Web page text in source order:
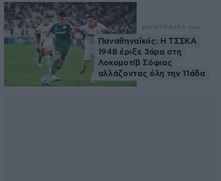
ΑΘΛΗΤΙΚΑ48 λ. πριν
Παναθηναϊκός: Η ΤΣΣΚΑ
1948 έριξε 3άρα στη
Λοκομοτίβ Σόφιας
αλλάζοντας όλη την 11άδα